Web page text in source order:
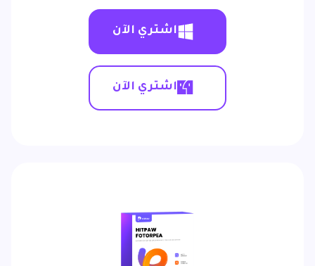
اشتري الآن
اشتري الآن